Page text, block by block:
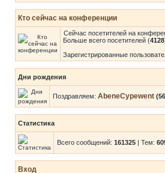
Кто сейчас на конференции
Сейчас посетителей на
Больше всего посетителей (4128
Зарегистрированные
Дни рождения
Поздравляем: AbeneCypewent
Статистика
Всего сообщений: 161325 | Тем:
Вход